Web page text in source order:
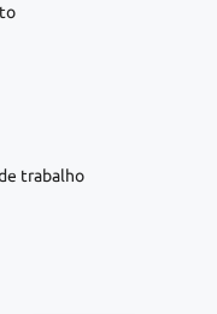
trabalho